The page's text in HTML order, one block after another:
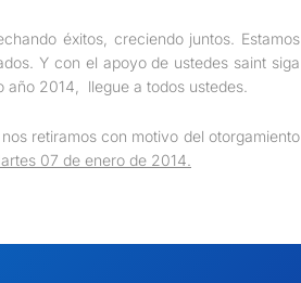
éxitos, creciendo juntos. Estamos
Y con el apoyo de ustedes saint siga
año 2014, llegue a todos ustedes.
retiramos con motivo del otorgamiento
07 de enero de 2014.